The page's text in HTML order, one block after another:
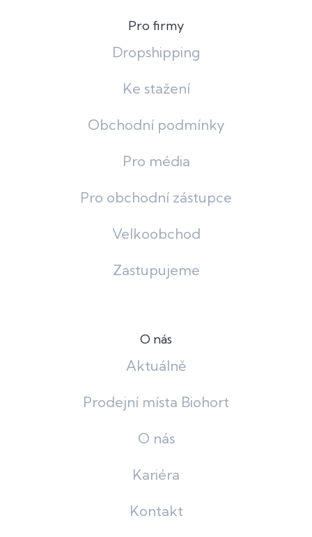
Pro firmy
Dropshipping
Ke stažení
Obchodní podmínky
Pro média
Pro obchodní zástupce
Velkoobchod
Zastupujeme
O nás
Aktuálně
Prodejní místa Biohort
O nás
Kariéra
Kontakt